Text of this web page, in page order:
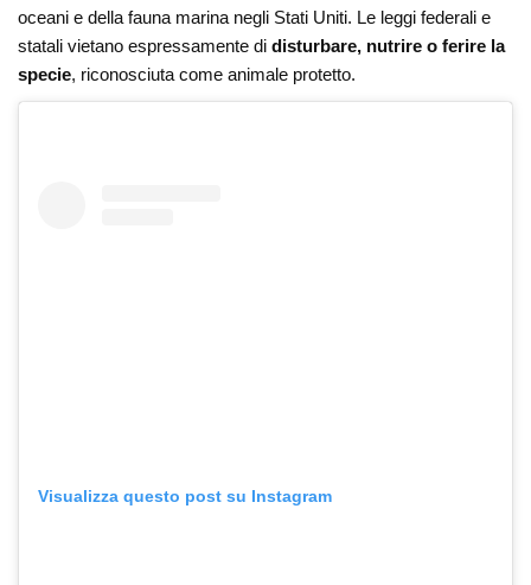
oceani e della fauna marina negli Stati Uniti. Le leggi federali e
statali vietano espressamente didisturbare, nutrire o ferire la
specie, riconosciuta come animale protetto.
Visualizza questo post su Instagram